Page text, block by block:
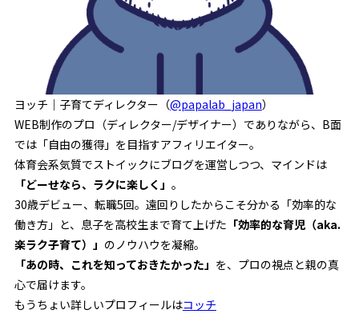
ヨッチ｜子育てディレクター（@papalab_japan）
WEB制作のプロ（ディレクター/デザイナー）でありながら、B面
では「自由の獲得」を目指すアフィリエイター。
体育会系気質でストイックにブログを運営しつつ、マインドは
「どーせなら、ラクに楽しく」 。
30歳デビュー、転職5回。遠回りしたからこそ分かる「効率的な
働き方」と、息子を高校生まで育て上げた 「効率的な育児（aka.
楽ラク子育て）」 のノウハウを凝縮。
「あの時、これを知っておきたかった」 を、プロの視点と親の真
心で届けます。
もうちょい詳しいプロフィールはコッチ